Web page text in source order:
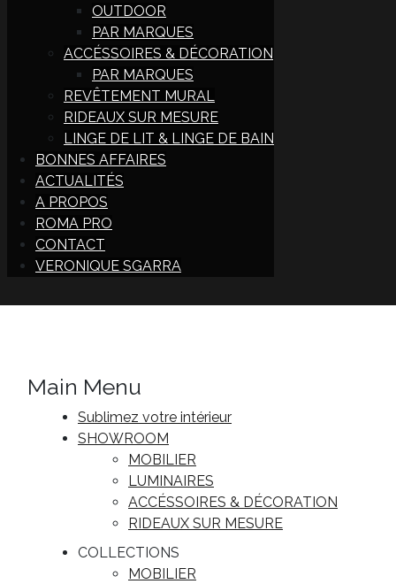
OUTDOOR
PAR MARQUES
ACCÉSSOIRES & DÉCORATION
PAR MARQUES
REVÊTEMENT MURAL
RIDEAUX SUR MESURE
LINGE DE LIT & LINGE DE BAIN
BONNES AFFAIRES
ACTUALITÉS
A PROPOS
ROMA PRO
CONTACT
VERONIQUE SGARRA
Main Menu
Sublimez votre intérieur
SHOWROOM
MOBILIER
LUMINAIRES
ACCÉSSOIRES & DÉCORATION
RIDEAUX SUR MESURE
COLLECTIONS
MOBILIER